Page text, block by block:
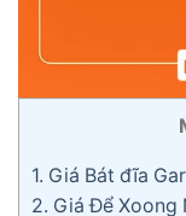
1. Giá Bát đĩa
2. Giá Để Xoong